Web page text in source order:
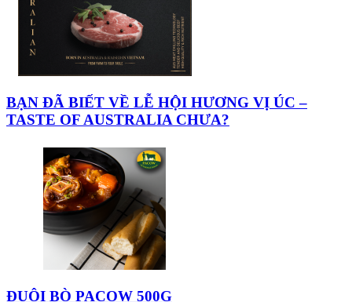
BẠN ĐÃ BIẾT VỀ LỄ HỘI HƯƠNG VỊ ÚC –
TASTE OF AUSTRALIA CHƯA?
ĐUÔI BÒ PACOW 500G